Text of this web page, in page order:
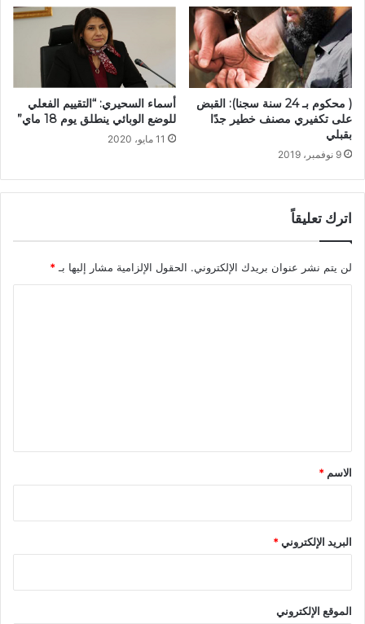
( محكوم بـ 24 سنة سجنا): القبض
على تكفيري مصنف خطير جدًا
بقبلي
9 نوفمبر، 2019
أسماء السحيري: “التقييم الفعلي
للوضع الوبائي ينطلق يوم 18 ماي”
11 مايو، 2020
اترك تعليقاً
لن يتم نشر عنوان بريدك الإلكتروني. الحقول الإلزامية مشار إليها بـ *
*
الاسم *
البريد الإلكتروني*
الموقع الإلكتروني